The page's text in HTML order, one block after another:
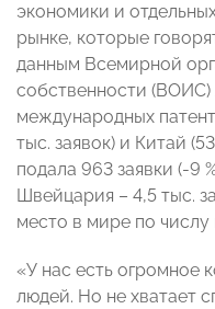
экономики и
рынке, которые
данным Всемирной
собственности
международных
тыс. заявок) и Китай
подала 963 заявки (-9
Швейцария – 4,5 тыс.
место в мире по числу
«У нас есть огромное
людей. Но не хватает